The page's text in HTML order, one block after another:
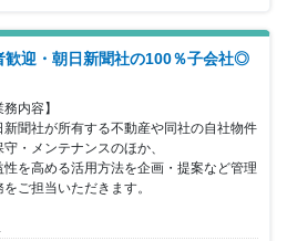
型施設の運営管理に携わり、 豊富な経
→課長→副部長/営業所長→部長などス
歓迎・朝日新聞社の100％子会社◎
務内容】
新聞社が所有する不動産や同社の自社物件
守・メンテナンスのほか、
性を高める活用方法を企画・提案など管理
をご担当いただきます。